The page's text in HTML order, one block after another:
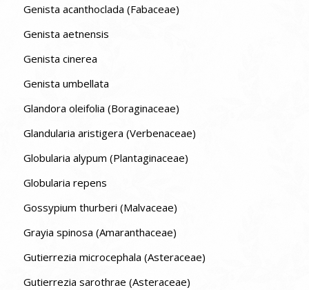
Genista acanthoclada (Fabaceae)
Genista aetnensis
Genista cinerea
Genista umbellata
Glandora oleifolia (Boraginaceae)
Glandularia aristigera (Verbenaceae)
Globularia alypum (Plantaginaceae)
Globularia repens
Gossypium thurberi (Malvaceae)
Grayia spinosa (Amaranthaceae)
Gutierrezia microcephala (Asteraceae)
Gutierrezia sarothrae (Asteraceae)